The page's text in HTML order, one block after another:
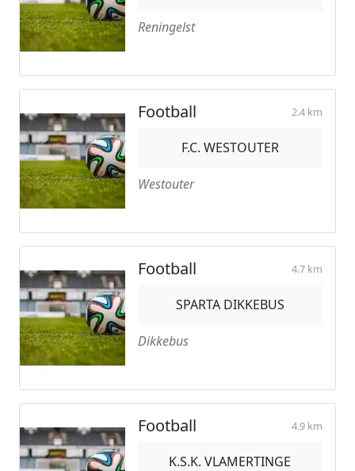
Reningelst
Football 2.4 km
F.C. WESTOUTER
Westouter
Football 4.7 km
SPARTA DIKKEBUS
Dikkebus
Football 4.9 km
K.S.K. VLAMERTINGE